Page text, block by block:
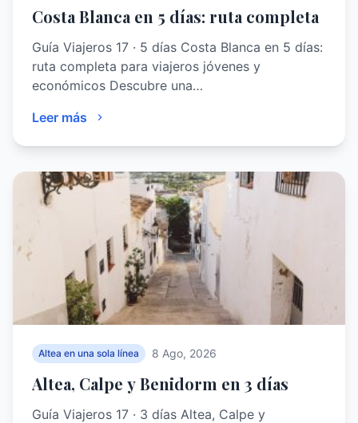
Costa Blanca en 5 días: ruta completa
Guía Viajeros 17 · 5 días Costa Blanca en 5 días:
ruta completa para viajeros jóvenes y
económicos Descubre una…
Leer más
Altea en una sola línea 8 Ago, 2026
Altea, Calpe y Benidorm en 3 días
Guía Viajeros 17 · 3 días Altea, Calpe y